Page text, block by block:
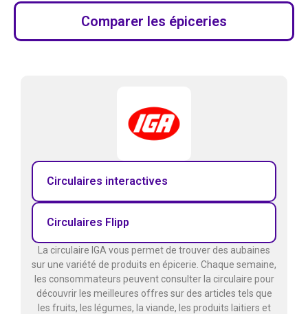
Comparer les épiceries
Circulaires interactives
Circulaires Flipp
La circulaire IGA vous permet de trouver des aubaines
sur une variété de produits en épicerie. Chaque semaine,
les consommateurs peuvent consulter la circulaire pour
découvrir les meilleures offres sur des articles tels que
les fruits, les légumes, la viande, les produits laitiers et